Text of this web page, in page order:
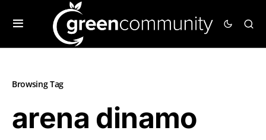
Browsing Tag
arena dinamo